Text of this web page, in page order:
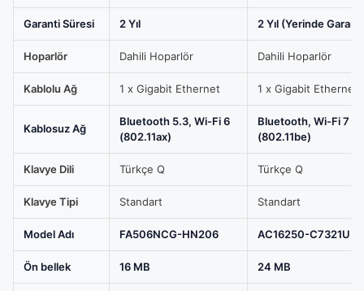
Garanti Süresi 2 Yıl 2 Yıl (Yerinde
Hoparlör Dahili Hoparlör Dahili Hoparlör
Kablolu Ağ 1 x Gigabit Ethernet 1 x Gigabit Ethernet
Kablosuz Ağ
Bluetooth 5.3, Wi-Fi 6
(802.11ax)
Bluetooth, Wi-Fi 7
(802.11be)
Klavye Dili Türkçe Q Türkçe Q
Klavye Tipi Standart Standart
Model Adı FA506NCG-HN206 AC16250-
Ön bellek 16 MB 24 MB